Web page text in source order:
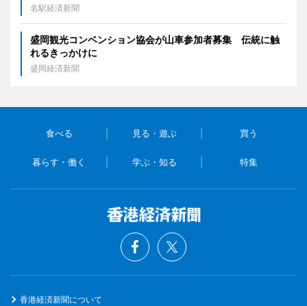
名駅経済新聞
盛岡観光コンベンション協会が山車参加者募集 伝統に触
れるきっかけに
盛岡経済新聞
食べる 見る・遊ぶ 買う
暮らす・働く 学ぶ・知る 特集
香港経済新聞について